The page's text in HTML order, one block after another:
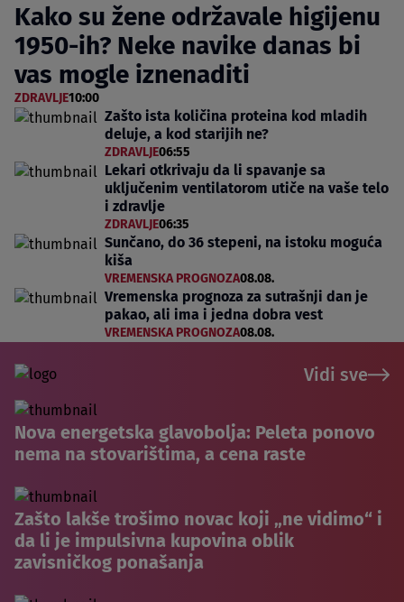
Kako su žene održavale higijenu
1950-ih? Neke navike danas bi
vas mogle iznenaditi
ZDRAVLJE10:00
Zašto ista količina proteina kod mladih
deluje, a kod starijih ne?
ZDRAVLJE06:55
Lekari otkrivaju da li spavanje sa
uključenim ventilatorom utiče na vaše telo
i zdravlje
ZDRAVLJE06:35
Sunčano, do 36 stepeni, na istoku moguća
kiša
VREMENSKA PROGNOZA08.08.
Vremenska prognoza za sutrašnji dan je
pakao, ali ima i jedna dobra vest
VREMENSKA PROGNOZA08.08.
Vidi sve
Nova energetska glavobolja: Peleta ponovo
nema na stovarištima, a cena raste
Zašto lakše trošimo novac koji „ne vidimo“ i
da li je impulsivna kupovina oblik
zavisničkog ponašanja